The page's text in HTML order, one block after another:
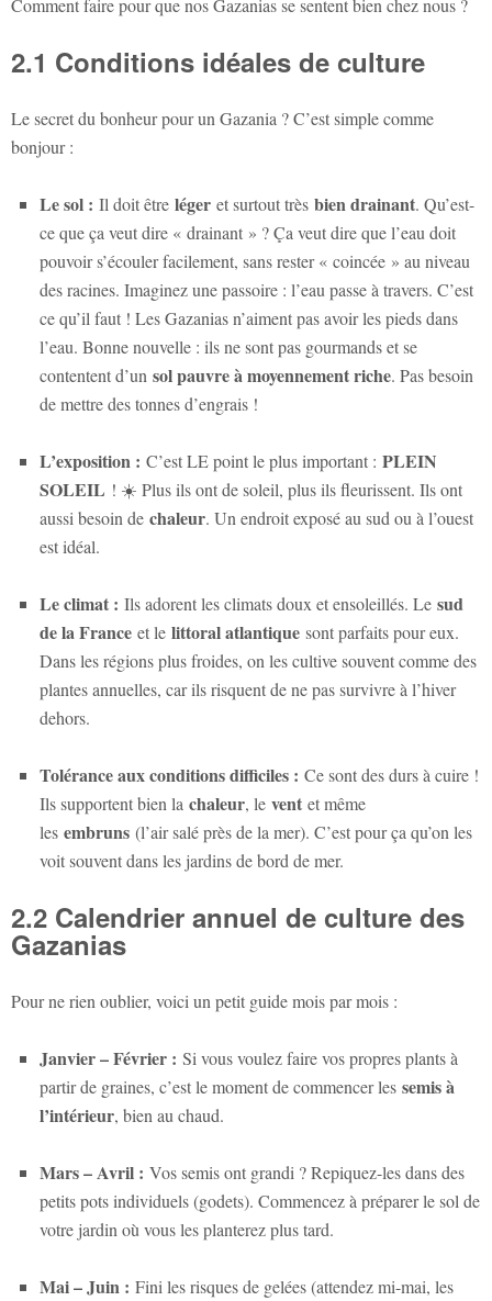
Comment faire pour que nos Gazanias se sentent bien chez nous ?
2.1 Conditions idéales de culture
Le secret du bonheur pour un Gazania ? C’est simple comme
bonjour :
Le sol : Il doit être léger et surtout très bien drainant. Qu’est-
ce que ça veut dire « drainant » ? Ça veut dire que l’eau doit
pouvoir s’écouler facilement, sans rester « coincée » au niveau
des racines. Imaginez une passoire : l’eau passe à travers. C’est
ce qu’il faut ! Les Gazanias n’aiment pas avoir les pieds dans
l’eau. Bonne nouvelle : ils ne sont pas gourmands et se
contentent d’un sol pauvre à moyennement riche. Pas besoin
de mettre des tonnes d’engrais !
L’exposition : C’est LE point le plus important : PLEIN
SOLEIL ! ☀️ Plus ils ont de soleil, plus ils fleurissent. Ils ont
aussi besoin de chaleur. Un endroit exposé au sud ou à l’ouest
est idéal.
Le climat : Ils adorent les climats doux et ensoleillés. Le sud
de la France et le littoral atlantique sont parfaits pour eux.
Dans les régions plus froides, on les cultive souvent comme des
plantes annuelles, car ils risquent de ne pas survivre à l’hiver
dehors.
Tolérance aux conditions difficiles : Ce sont des durs à cuire !
Ils supportent bien la chaleur, le vent et même
les embruns (l’air salé près de la mer). C’est pour ça qu’on les
voit souvent dans les jardins de bord de mer.
2.2 Calendrier annuel de culture des
Gazanias
Pour ne rien oublier, voici un petit guide mois par mois :
Janvier – Février : Si vous voulez faire vos propres plants à
partir de graines, c’est le moment de commencer les semis à
l’intérieur, bien au chaud.
Mars – Avril : Vos semis ont grandi ? Repiquez-les dans des
petits pots individuels (godets). Commencez à préparer le sol de
votre jardin où vous les planterez plus tard.
Mai – Juin : Fini les risques de gelées (attendez mi-mai, les